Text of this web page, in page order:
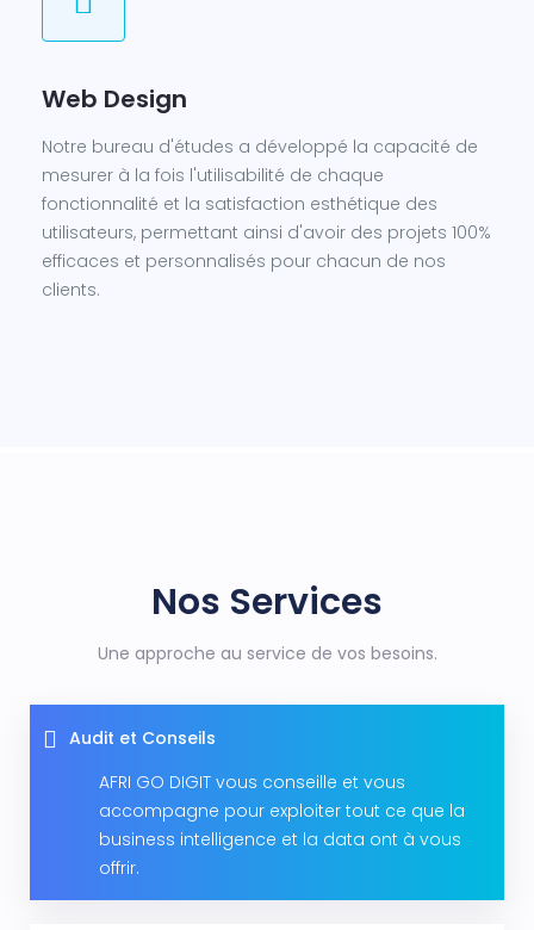
Web Design
Notre bureau d'études a développé la capacité de
mesurer à la fois l'utilisabilité de chaque
fonctionnalité et la satisfaction esthétique des
utilisateurs, permettant ainsi d'avoir des projets 100%
efficaces et personnalisés pour chacun de nos
clients.
Nos Services
Une approche au service de vos besoins.
Audit et Conseils
AFRI GO DIGIT vous conseille et vous
accompagne pour exploiter tout ce que la
business intelligence et la data ont à vous
offrir.